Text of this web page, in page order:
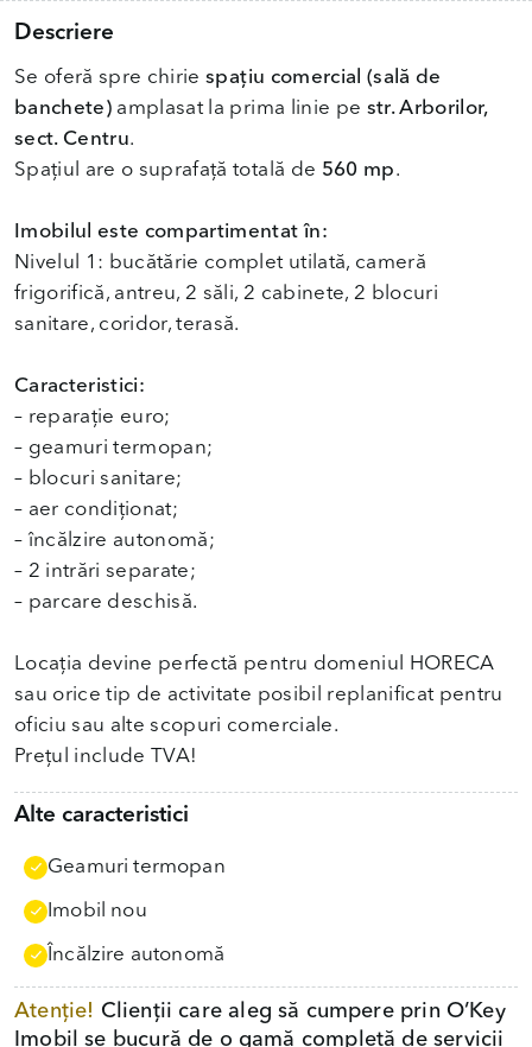
Descriere
Se oferă spre chiriespațiu comercial (sală de
banchete) amplasat la prima linie pe str. Arborilor,
sect. Centru.
Spațiul are o suprafață totală de 560 mp.
Imobilul este compartimentat în:
Nivelul 1: bucătărie complet utilată, cameră
frigorifică, antreu, 2 săli, 2 cabinete, 2 blocuri
sanitare, coridor, terasă.
Caracteristici:
– reparație euro;
– geamuri termopan;
– blocuri sanitare;
– aer condiționat;
– încălzire autonomă;
– 2 intrări separate;
– parcare deschisă.
Locația devine perfectă pentru domeniul HORECA
sau orice tip de activitate posibil replanificat pentru
oficiu sau alte scopuri comerciale.
Prețul include TVA!
Alte caracteristici
Geamuri termopan
Imobil nou
Încălzire autonomă
Atenție! Clienții care aleg să cumpere prin O’Key
Imobil se bucură de o gamă completă de servicii